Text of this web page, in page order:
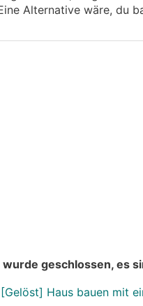
Alternative wäre, du
wurde geschlossen, es
[Gelöst] Haus bauen mit